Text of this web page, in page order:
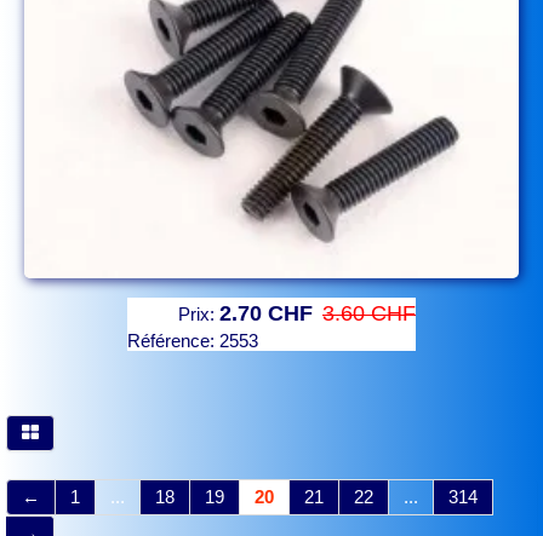
Prix: 2.70 CHF 3.60 CHF
Référence: 2553
← 1 ... 18 19 20 21 22 ...
314